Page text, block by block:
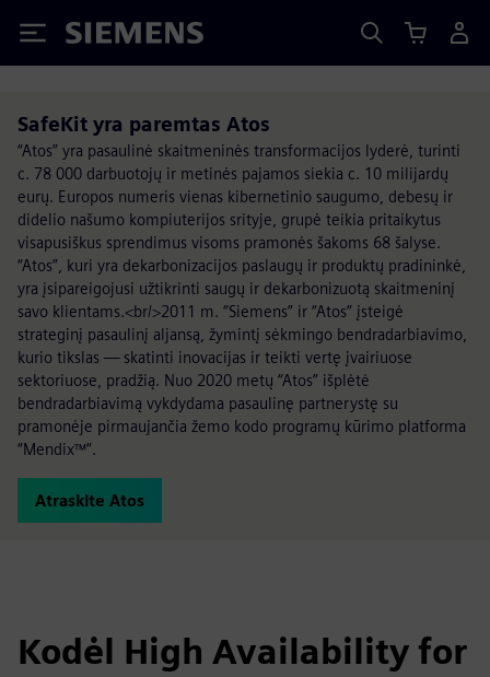
Siemens
SafeKit yra paremtas Atos
“Atos” yra pasaulinė skaitmeninės transformacijos lyderė, turinti
c. 78 000 darbuotojų ir metinės pajamos siekia c. 10 milijardų
eurų. Europos numeris vienas kibernetinio saugumo, debesų ir
didelio našumo kompiuterijos srityje, grupė teikia pritaikytus
visapusiškus sprendimus visoms pramonės šakoms 68 šalyse.
“Atos”, kuri yra dekarbonizacijos paslaugų ir produktų pradininkė,
yra įsipareigojusi užtikrinti saugų ir dekarbonizuotą skaitmeninį
savo klientams.<br/>2011 m. “Siemens” ir “Atos” įsteigė
strateginį pasaulinį aljansą, žymintį sėkmingo bendradarbiavimo,
kurio tikslas — skatinti inovacijas ir teikti vertę įvairiuose
sektoriuose, pradžią. Nuo 2020 metų “Atos” išplėtė
bendradarbiavimą vykdydama pasaulinę partnerystę su
pramonėje pirmaujančia žemo kodo programų kūrimo platforma
“Mendix™”.
Atraskite Atos
Kodėl High Availability for